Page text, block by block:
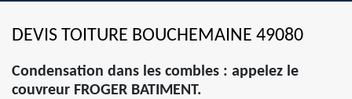
DEVIS TOITURE BOUCHEMAINE 49080
Condensation dans les combles : appelez le
couvreur FROGER BATIMENT.